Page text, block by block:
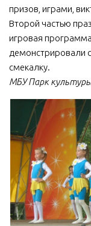
Афиша
Независимая
Контакты
призов, играми,
Второй частью
игровая
демонстрировали
смекалку.
МБУ Парк